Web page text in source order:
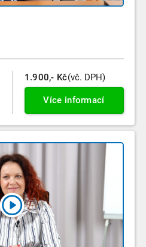
1.900,- Kč(vč. DPH)
Více informací